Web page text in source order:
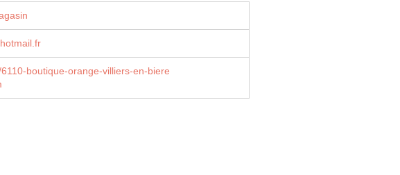
boutique-orange-villiers-en-biere